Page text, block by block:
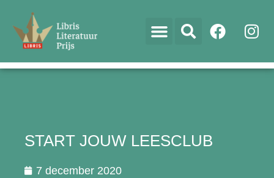
START JOUW LEESCLUB
7 december 2020